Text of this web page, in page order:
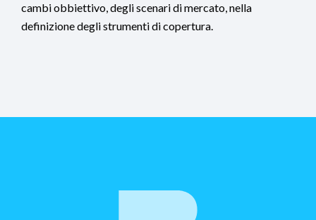
cambi obbiettivo, degli scenari di mercato, nella
definizione degli strumenti di copertura.